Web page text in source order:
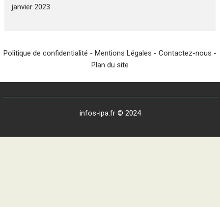
janvier 2023
Politique de confidentialité - Mentions Légales - Contactez-nous -
Plan du site
infos-ipa.fr © 2024